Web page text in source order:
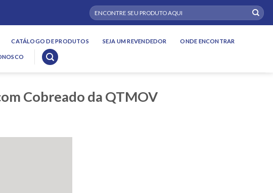
Pesquisar
por:
CATÁLOGO DE PRODUTOS SEJA UM REVENDEDOR ONDE ENCONTRAR
Cobreado da QTMOV